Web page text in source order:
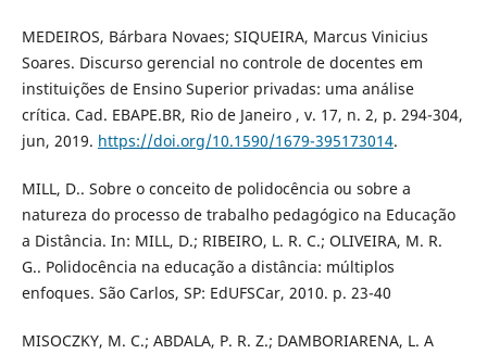
MEDEIROS, Bárbara Novaes; SIQUEIRA, Marcus Vinicius
Soares. Discurso gerencial no controle de docentes em
instituições de Ensino Superior privadas: uma análise
crítica. Cad. EBAPE.BR, Rio de Janeiro , v. 17, n. 2, p. 294-304,
jun, 2019. https://doi.org/10.1590/1679-395173014.
MILL, D.. Sobre o conceito de polidocência ou sobre a
natureza do processo de trabalho pedagógico na Educação
a Distância. In: MILL, D.; RIBEIRO, L. R. C.; OLIVEIRA, M. R.
G.. Polidocência na educação a distância: múltiplos
enfoques. São Carlos, SP: EdUFSCar, 2010. p. 23-40
MISOCZKY, M. C.; ABDALA, P. R. Z.; DAMBORIARENA, L. A